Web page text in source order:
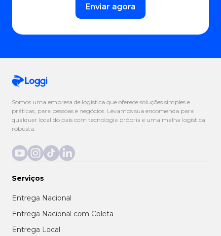
Enviar agora
Somos uma empresa de logística que oferece soluções simples e
práticas, para pessoas e negócios. Levamos sua encomenda para
qualquer local do país com tecnologia própria e uma malha logística
robusta.
Serviços
Entrega Nacional
Entrega Nacional com Coleta
Entrega Local